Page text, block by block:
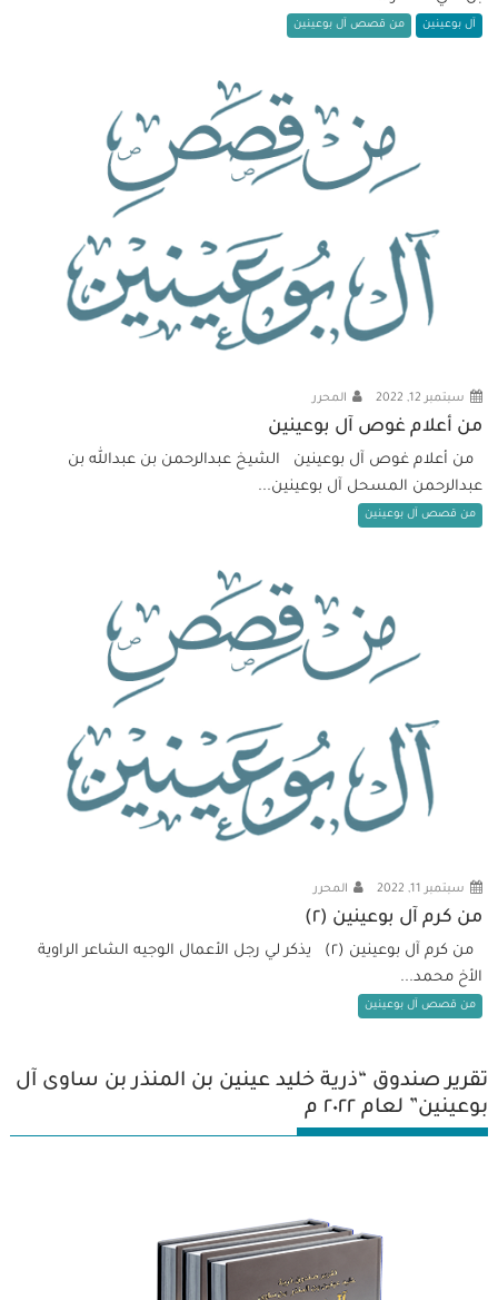
آل بوعينين من قصص آل بوعينين
سبتمبر 12, 2022 المحرر
من أعلام غوص آل بوعينين
من أعلام غوص آل بوعينين الشيخ عبدالرحمن بن عبدالله بن
عبدالرحمن المسحل آل بوعينين...
من قصص آل بوعينين
سبتمبر 11, 2022 المحرر
من كرم آل بوعينين (٢)
من كرم آل بوعينين (٢) يذكر لي رجل الأعمال الوجيه الشاعر الراوية
الأخ محمد...
من قصص آل بوعينين
تقرير صندوق “ذرية خليد عينين بن المنذر بن ساوى آل
بوعينين” لعام ٢٠٢٢ م